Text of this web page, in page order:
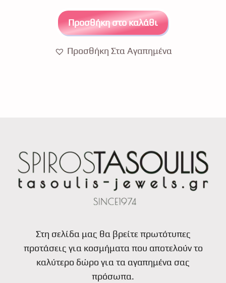
5
Προσθήκη στο καλάθι
Προσθήκη Στα Αγαπημένα
Στη σελίδα μας θα βρείτε πρωτότυπες
προτάσεις για κοσμήματα που αποτελούν το
καλύτερο δώρο για τα αγαπημένα σας
πρόσωπα.